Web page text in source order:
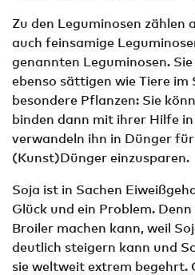
Zu den Leguminosen zählen
auch feinsamige
genannten Leguminosen.
ebenso sättigen wie Tiere
besondere Pflanzen: Sie
binden dann mit ihrer Hilfe
verwandeln ihn in Dünger
(Kunst)Dünger einzusparen.
Soja ist in Sachen
Glück und ein Problem.
Broiler machen kann, weil
deutlich steigern kann und
sie weltweit extrem begehrt.